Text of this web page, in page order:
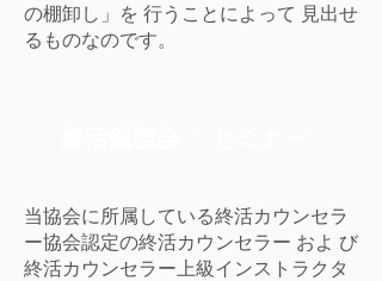
の棚卸し」を 行うことによって 見出せ
るものなのです。
当協会に所属している終活カウンセラ
ー協会認定の終活カウンセラー およ び
終活カウンセラー上級インストラクタ